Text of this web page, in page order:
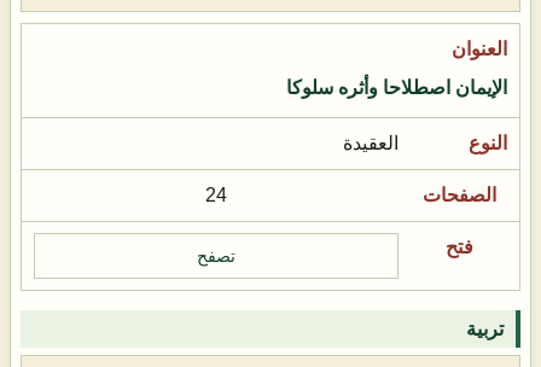
الإيمان اصطلاحا وأثره سلوكا
العقيدة
24
تصفح
تربية